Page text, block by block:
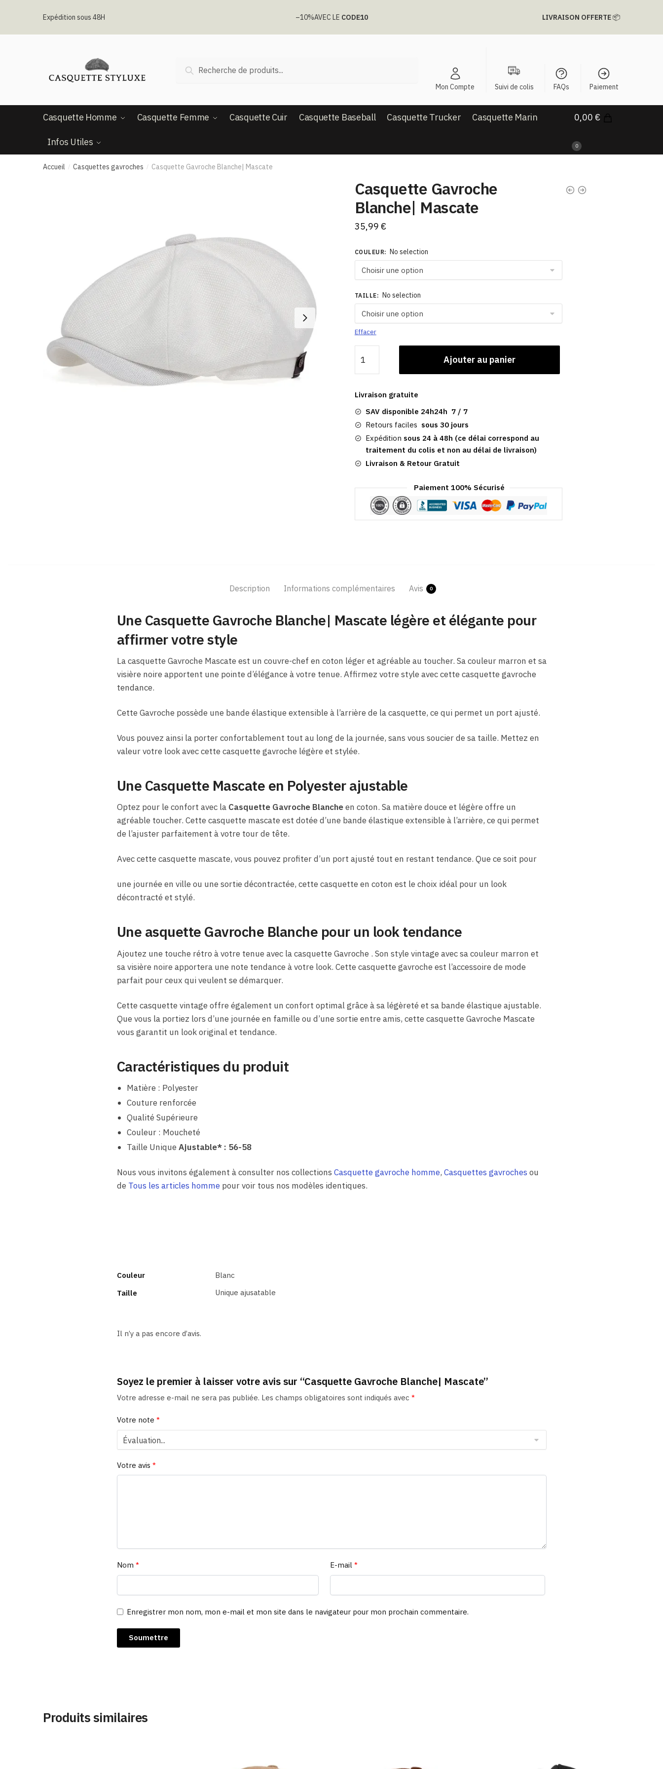
Expédition sous 48H –10%AVEC LE CODE10 LIVRAISON OFFERTE📦
pour :
Recherche
Mon Compte Suivi de colis FAQs Paiement
Casquette Homme Casquette Femme Casquette Cuir Casquette Baseball Casquette Trucker Casquette Marin
Infos Utiles
0,00 €
0
Accueil / Casquettes gavroches / Casquette Gavroche Blanche| Mascate
Casquette Gavroche
Blanche| Mascate
35,99 €
COULEUR: No selection
TAILLE: No selection
Effacer
de
Casquette
Blanche|
Mascate
Ajouter au panier
Livraison gratuite
SAV disponible 24h24h 7 / 7
Retours faciles sous 30 jours
Expédition sous 24 à 48h (ce délai correspond au
traitement du colis et non au délai de livraison)
Livraison & Retour Gratuit
Paiement 100% Sécurisé
Description Informations complémentaires Avis 0
Une Casquette Gavroche Blanche| Mascate légère et élégante pour
affirmer votre style
La casquette Gavroche Mascate est un couvre-chef en coton léger et agréable au toucher. Sa couleur marron et sa
visière noire apportent une pointe d’élégance à votre tenue. Affirmez votre style avec cette casquette gavroche
tendance.
Cette Gavroche possède une bande élastique extensible à l’arrière de la casquette, ce qui permet un port ajusté.
Vous pouvez ainsi la porter confortablement tout au long de la journée, sans vous soucier de sa taille. Mettez en
valeur votre look avec cette casquette gavroche légère et stylée.
Une Casquette Mascate en Polyester ajustable
Optez pour le confort avec la Casquette Gavroche Blancheen coton. Sa matière douce et légère offre un
agréable toucher. Cette casquette mascate est dotée d’une bande élastique extensible à l’arrière, ce qui permet
de l’ajuster parfaitement à votre tour de tête.
Avec cette casquette mascate, vous pouvez profiter d’un port ajusté tout en restant tendance. Que ce soit pour
une journée en ville ou une sortie décontractée, cette casquette en coton est le choix idéal pour un look
décontracté et stylé.
Une asquette Gavroche Blanche pour un look tendance
Ajoutez une touche rétro à votre tenue avec la casquette Gavroche . Son style vintage avec sa couleur marron et
sa visière noire apportera une note tendance à votre look. Cette casquette gavroche est l’accessoire de mode
parfait pour ceux qui veulent se démarquer.
Cette casquette vintage offre également un confort optimal grâce à sa légèreté et sa bande élastique ajustable.
Que vous la portiez lors d’une journée en famille ou d’une sortie entre amis, cette casquette Gavroche Mascate
vous garantit un look original et tendance.
Caractéristiques du produit
Matière : Polyester
Couture renforcée
Qualité Supérieure
Couleur : Moucheté
Taille UniqueAjustable* : 56-58
Nous vous invitons également à consulter nos collections Casquette gavroche homme, Casquettes gavroches ou
de Tous les articles hommepour voir tous nos modèles identiques.
Couleur
Blanc
Taille
Unique ajusatable
Il n’y a pas encore d’avis.
Soyez le premier à laisser votre avis sur “Casquette Gavroche Blanche| Mascate”
Votre adresse e-mail ne sera pas publiée. Les champs obligatoires sont indiqués avec *
Votre note *
Votre avis *
Nom * E-mail*
Enregistrer mon nom, mon e-mail et mon site dans le navigateur pour mon prochain commentaire.
Produits similaires